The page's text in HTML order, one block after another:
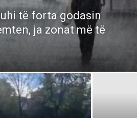
të forta godasin
ja zonat më të